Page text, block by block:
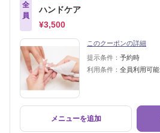
全
員
ハンドケア
¥3,500
このクーポンの詳細
提示条件： 予約時
利用条件： 全員利用可能
メニューを追加